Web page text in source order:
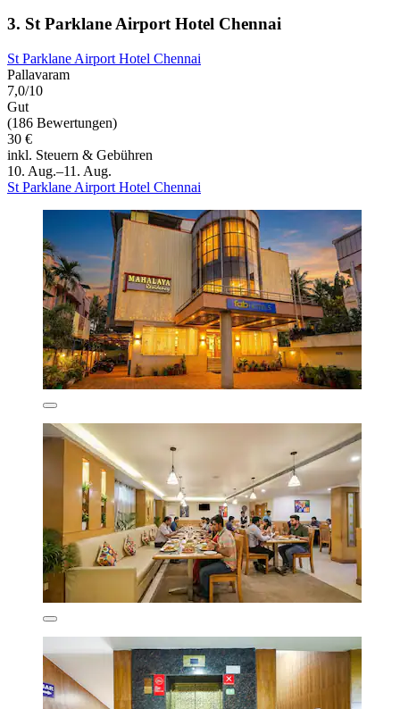
3. St Parklane Airport Hotel Chennai
St Parklane Airport Hotel Chennai
Pallavaram
7,0/10
Gut
(186 Bewertungen)
30 €
inkl. Steuern & Gebühren
10. Aug.–11. Aug.
St Parklane Airport Hotel Chennai